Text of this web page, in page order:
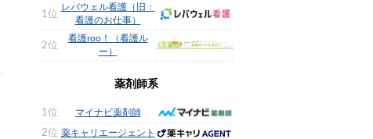
1位
レバウェル看護（旧：
看護のお仕事）
2位
看護roo！（看護ル
ー）
薬剤師系
1位 マイナビ薬剤師
2位 薬キャリエージェント